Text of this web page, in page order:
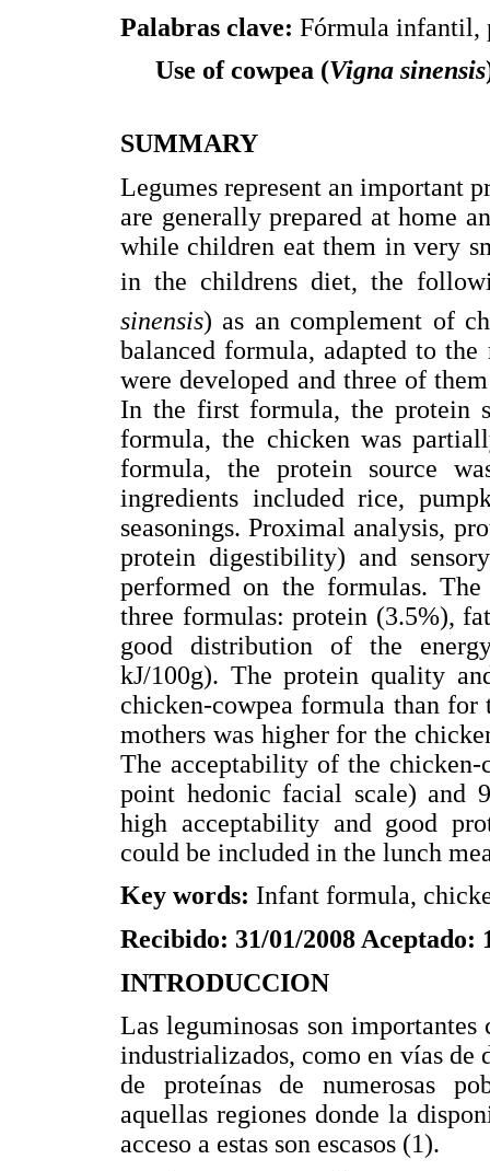
Palabras clave: Fórmula infantil,
Use of cowpea (Vigna sinensis
SUMMARY
Legumes represent an important
are generally prepared at home
while children eat them in very
in the childrens diet, the
sinensis) as an complement of
balanced formula, adapted to
were developed and three of
In the first formula, the protein
formula, the chicken was
formula, the protein source
ingredients included rice,
seasonings. Proximal analysis,
protein digestibility) and
performed on the formulas.
three formulas: protein (3.5%),
good distribution of the
kJ/100g). The protein quality
chicken-cowpea formula than
mothers was higher for the
The acceptability of the
point hedonic facial scale) and
high acceptability and good
could be included in the lunch
Key words: Infant formula,
Recibido: 31/01/2008 Aceptado:
INTRODUCCION
Las leguminosas son
industrializados, como en vías
de proteínas de numerosas
aquellas regiones donde la
acceso a estas son escasos (1).